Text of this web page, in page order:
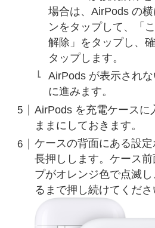
場合は、AirPods の
ンをタップして、「
解除」をタップし、
タップします。
AirPods が表示され
に進みます。
AirPods を充電ケースに
ままにしておきます。
ケースの背面にある設
長押しします。ケース
プがオレンジ色で点滅
るまで押し続けてくださ